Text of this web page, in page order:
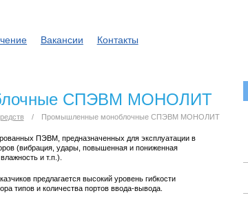
Вакансии Контакты
СПЭВМ МОНОЛИТ
/ Промышленные моноблочные СПЭВМ МОНОЛИТ
ПЭВМ, предназначенных для эксплуатации в
(вибрация, удары, повышенная и пониженная
и т.п.).
предлагается высокий уровень гибкости
типов и количества портов ввода-вывода.